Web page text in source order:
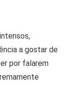
a gostar de
por falarem